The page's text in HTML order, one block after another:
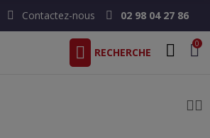
Contactez-nous 02 98 04 27 86
0